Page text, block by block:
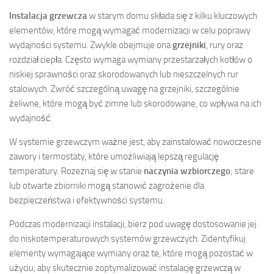
Instalacja grzewcza w starym domu składa się z kilku kluczowych
elementów, które mogą wymagać modernizacji w celu poprawy
wydajności systemu. Zwykle obejmuje onagrzejniki , rury oraz
rozdział ciepła. Często wymaga wymiany przestarzałych kotłów o
niskiej sprawności oraz skorodowanych lub nieszczelnych rur
stalowych. Zwróć szczególną uwagę na grzejniki, szczególnie
żeliwne, które mogą być zimne lub skorodowane, co wpływa na ich
wydajność.
W systemie grzewczym ważne jest, aby zainstalować nowoczesne
zawory i termostaty, które umożliwiają lepszą regulację
temperatury. Rozeznaj się w stanie naczynia wzbiorczego; stare
lub otwarte zbiorniki mogą stanowić zagrożenie dla
bezpieczeństwa i efektywności systemu.
Podczas modernizacji instalacji, bierz pod uwagę dostosowanie jej
do niskotemperaturowych systemów grzewczych. Zidentyfikuj
elementy wymagające wymiany oraz te, które mogą pozostać w
użyciu, aby skutecznie zoptymalizować instalację grzewczą w